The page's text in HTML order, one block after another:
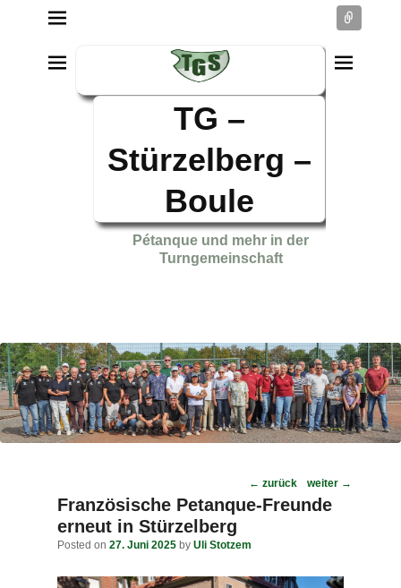
TG –
Stürzelberg –
Boule
Pétanque und mehr in der
Turngemeinschaft
Post
navigation
← zurück weiter →
Französische Petanque-Freunde
erneut in Stürzelberg
Posted on 27. Juni 2025 by Uli Stotzem